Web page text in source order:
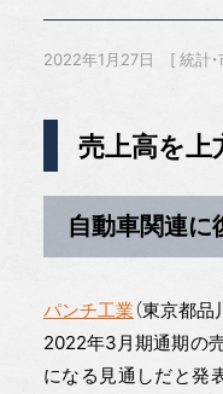
2022年1月27日 統計
売上高を上
自動車関連に
パンチ工業 （東京都
2022年3月期通期の
になる見通しだと発